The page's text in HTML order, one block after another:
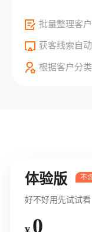
批量整理客
获客线索自
根据客户分
体验版
好不好用先试试看
0